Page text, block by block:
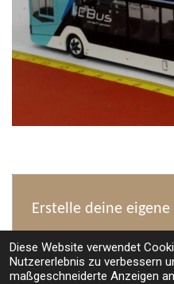
Diese Website verwendet
Nutzererlebnis zu verbessern
maßgeschneiderte Anzeigen
Erstelle deine